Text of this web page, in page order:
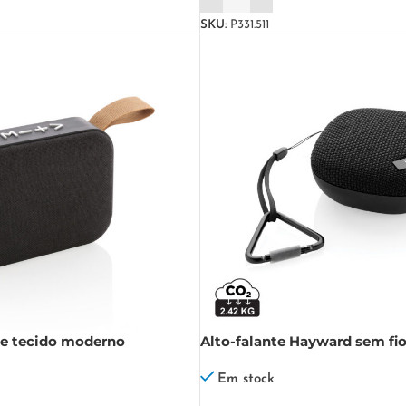
SKU: P331.511
tecido moderno
Alto-falante Hayward sem
Em stock